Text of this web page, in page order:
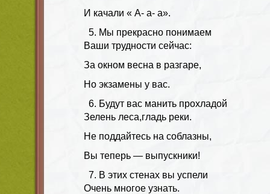
И качали « А- а- а».
Мы прекрасно понимаем
Ваши трудности сейчас:
За окном весна в разгаре,
Но экзамены у вас.
Будут вас манить прохладой
Зелень леса,гладь реки.
Не поддайтесь на соблазны,
Вы теперь — выпускники!
В этих стенах вы успели
Очень многое узнать.